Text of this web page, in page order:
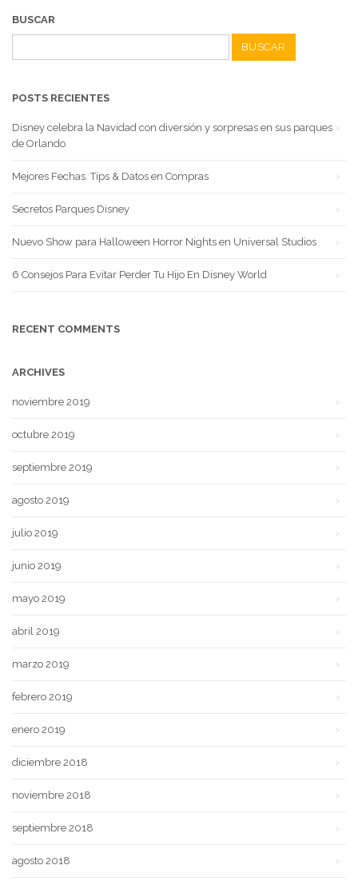
BUSCAR
POSTS RECIENTES
Disney celebra la Navidad con diversión y sorpresas en sus parques
de Orlando
Mejores Fechas. Tips & Datos en Compras
Secretos Parques Disney
Nuevo Show para Halloween Horror Nights en Universal Studios
6 Consejos Para Evitar Perder Tu Hijo En Disney World
RECENT COMMENTS
ARCHIVES
noviembre 2019
octubre 2019
septiembre 2019
agosto 2019
julio 2019
junio 2019
mayo 2019
abril 2019
marzo 2019
febrero 2019
enero 2019
diciembre 2018
noviembre 2018
septiembre 2018
agosto 2018